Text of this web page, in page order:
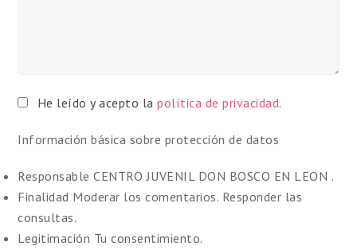
He leído y acepto lapolítica de privacidad.
Información básica sobre protección de datos
Responsable CENTRO JUVENIL DON BOSCO EN LEON .
Finalidad Moderar los comentarios. Responder las
consultas.
Legitimación Tu consentimiento.